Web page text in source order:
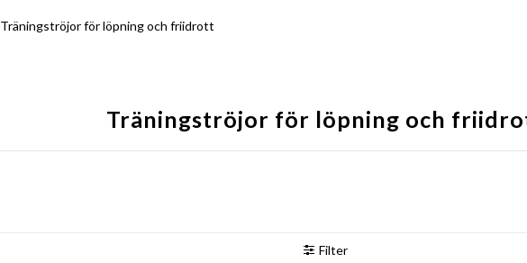
Träningströjor för löpning och friidrott
Träningströjor för löpning och
Filter